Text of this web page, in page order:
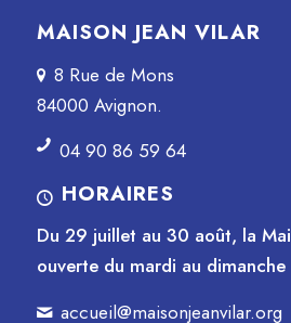
MAISON JEAN VILAR
8 Rue de Mons
84000 Avignon.
04 90 86 59 64
HORAIRES
Du 29 juillet au 30 août, la
ouverte du mardi au
accueil@maisonjeanvilar.org